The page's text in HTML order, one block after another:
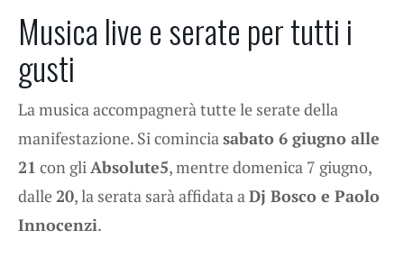
Musica live e serate per tutti i
gusti
La musica accompagnerà tutte le serate della
manifestazione. Si cominciasabato 6 giugno alle
21 con gliAbsolute5, mentre domenica 7 giugno,
dalle20, la serata sarà affidata aDj Bosco e Paolo
Innocenzi.